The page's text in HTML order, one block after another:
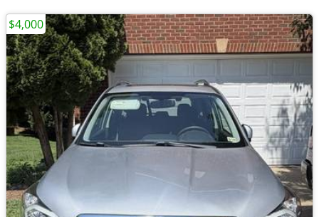
$4,000